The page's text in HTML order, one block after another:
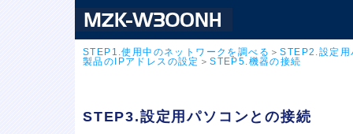
STEP1.使用中のネットワークを調べる ＞STEP2.設定用
製品のIPアドレスの設定 ＞STEP5.機器の接続
STEP3.設定用パソコンとの接続